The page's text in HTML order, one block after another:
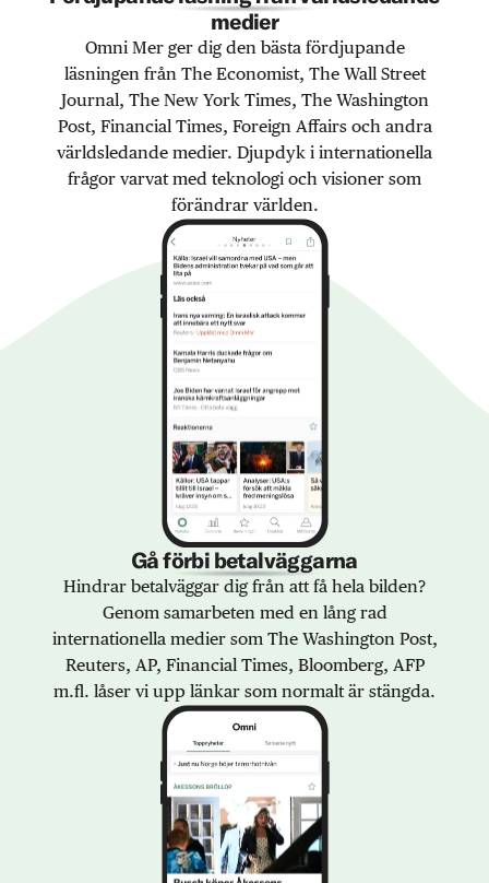
medier
Omni Mer ger dig den bästa fördjupande
läsningen från The Economist, The Wall Street
Journal, The New York Times, The Washington
Post, Financial Times, Foreign Affairs och andra
världsledande medier. Djupdyk i internationella
frågor varvat med teknologi och visioner som
förändrar världen.
Gå förbi betalväggarna
Hindrar betalväggar dig från att få hela bilden?
Genom samarbeten med en lång rad
internationella medier som The Washington Post,
Reuters, AP, Financial Times, Bloomberg, AFP
m.fl. låser vi upp länkar som normalt är stängda.